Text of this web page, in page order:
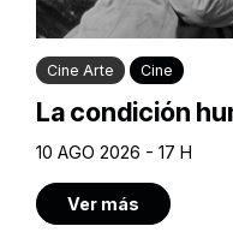
Cine Arte Cine
La condición
10 AGO 2026 - 17 H
Ver más